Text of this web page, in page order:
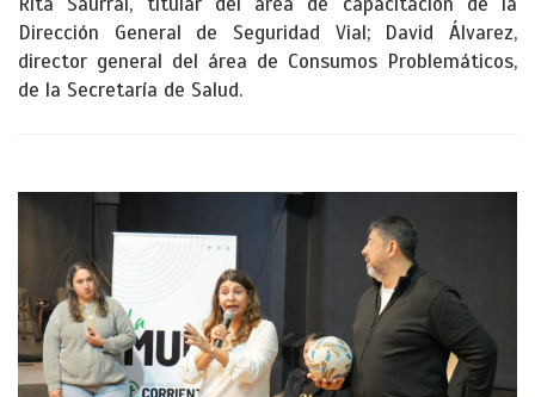
Dirección General de Seguridad Vial; David Álvarez,
director general del área de Consumos Problemáticos,
de la Secretaría de Salud.